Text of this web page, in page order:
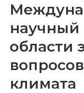
научный
области
климата